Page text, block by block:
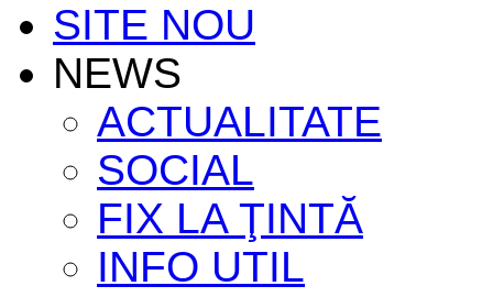
SITE NOU
NEWS
ACTUALITATE
SOCIAL
FIX LA ŢINTĂ
INFO UTIL